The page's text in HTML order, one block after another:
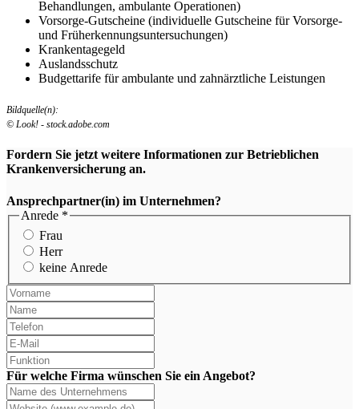
Behandlungen, ambulante Operationen)
Vorsorge-Gutscheine (individuelle Gutscheine für Vorsorge-
und Früherkennungsuntersuchungen)
Krankentagegeld
Auslandsschutz
Budgettarife für ambulante und zahnärztliche Leistungen
Bildquelle(n):
© Look! - stock.adobe.com
Fordern Sie jetzt weitere Informationen zur Betrieblichen
Krankenversicherung an.
Ansprechpartner(in) im Unternehmen?
Anrede *
Frau
Herr
keine Anrede
Für welche Firma wünschen Sie ein Angebot?